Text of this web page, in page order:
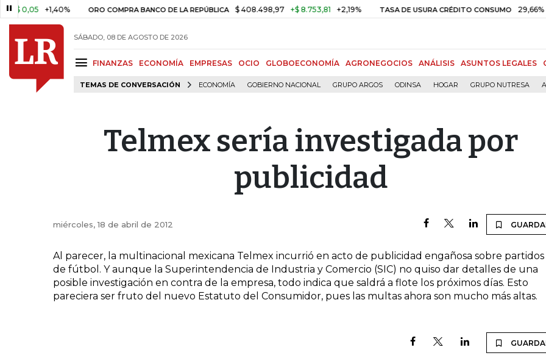
0,05 +1,40% ORO COMPRA BANCO DE LA REPÚBLICA $ 408.498,97 +$ 8.753,81 +2,19% TASA DE USURA CRÉDITO CONSUMO 29,66%
SÁBADO, 08 DE AGOSTO DE 2026
FINANZAS ECONOMÍA EMPRESAS OCIO GLOBOECONOMÍA AGRONEGOCIOS ANÁLISIS ASUNTOS LEGALES
TEMAS DE CONVERSACIÓN ECONOMÍA GOBIERNO NACIONAL GRUPO ARGOS ODINSA HOGAR GRUPO NUTRESA
Telmex sería investigada por
publicidad
miércoles, 18 de abril de 2012
Al parecer, la multinacional mexicana Telmex incurrió en acto de publicidad engañosa sobre partidos
de fútbol. Y aunque la Superintendencia de Industria y Comercio (SIC) no quiso dar detalles de una
posible investigación en contra de la empresa, todo indica que saldrá a flote los próximos días. Esto
pareciera ser fruto del nuevo Estatuto del Consumidor, pues las multas ahora son mucho más altas.